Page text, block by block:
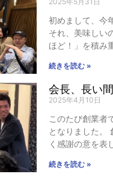
初めまして、今
それ、美味しい
ほど！」を積み
続きを読む »
会長、長い
2025年4月10日
このたび創業者
となりました。
く感謝の意を表
続きを読む »